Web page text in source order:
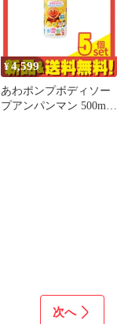
¥4,599
あわポンプボディソー
プアンパンマン 500mL
次へ